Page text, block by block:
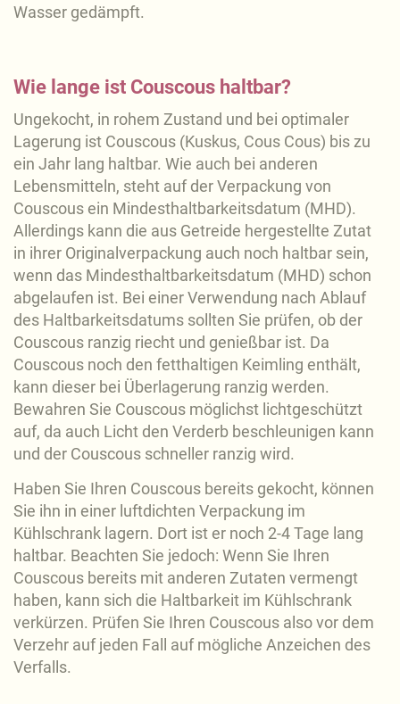
Wasser gedämpft.
Wie lange ist Couscous haltbar?
Ungekocht, in rohem Zustand und bei optimaler
Lagerung ist Couscous (Kuskus, Cous Cous) bis zu
ein Jahr lang haltbar. Wie auch bei anderen
Lebensmitteln, steht auf der Verpackung von
Couscous ein Mindesthaltbarkeitsdatum (MHD).
Allerdings kann die aus Getreide hergestellte Zutat
in ihrer Originalverpackung auch noch haltbar sein,
wenn das Mindesthaltbarkeitsdatum (MHD) schon
abgelaufen ist. Bei einer Verwendung nach Ablauf
des Haltbarkeitsdatums sollten Sie prüfen, ob der
Couscous ranzig riecht und genießbar ist. Da
Couscous noch den fetthaltigen Keimling enthält,
kann dieser bei Überlagerung ranzig werden.
Bewahren Sie Couscous möglichst lichtgeschützt
auf, da auch Licht den Verderb beschleunigen kann
und der Couscous schneller ranzig wird.
Haben Sie Ihren Couscous bereits gekocht, können
Sie ihn in einer luftdichten Verpackung im
Kühlschrank lagern. Dort ist er noch 2-4 Tage lang
haltbar. Beachten Sie jedoch: Wenn Sie Ihren
Couscous bereits mit anderen Zutaten vermengt
haben, kann sich die Haltbarkeit im Kühlschrank
verkürzen. Prüfen Sie Ihren Couscous also vor dem
Verzehr auf jeden Fall auf mögliche Anzeichen des
Verfalls.